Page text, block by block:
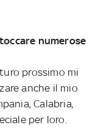
numerose
prossimo mi
anche il mio
Calabria,
per loro.